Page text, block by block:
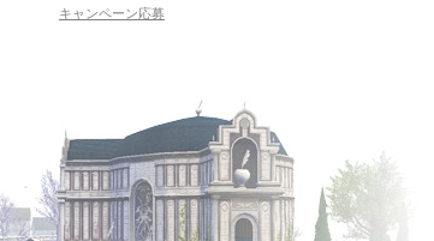
キャンペーン応募